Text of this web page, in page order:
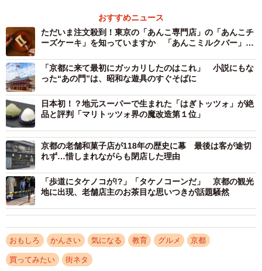
で評価されたと思う」と振り返る。
「うまいもん甲子園」全国大会で優勝したレシピを考案した福知山淑徳
にしがきは商品化に向けて１２月から、３人を交えて試
作を重ねてきた。立方体の成形とサクッとした食感を追求
おすすめニュース
ただいま注文殺到！東京の「あんこ専門店」の「あんこチ
ーズケーキ」を知っていますか 「あんこミルクバー」も
「京都に来て最初にガッカリしたのはこれ」 小説にもな
った“あの門”は、昭和な遊具のすぐそばに
日本初！？地元スーパーで生まれた「はぎトッツォ」が絶
品と評判「マリトッツォ界の魔改造第１位」
京都の老舗和菓子店が118年の歴史に幕 最後は客が途切
れず…惜しまれながらも閉店した理由
「歩道にタケノコが!?」「タケノコーンだ」 京都の観光
地に出現、老舗店主のお茶目な思いつきが話題騒然
おもしろ かんさい 気になる 教育 グルメ 京都
買ってみたい 街ネタ